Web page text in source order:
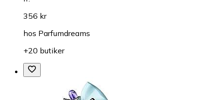
356 kr
hos Parfumdreams
+20 butiker